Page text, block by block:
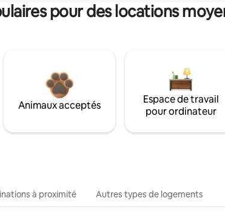
pour des locations
Animaux acceptés
Espace de travail
pour ordinateur
à proximité Autres types de logements